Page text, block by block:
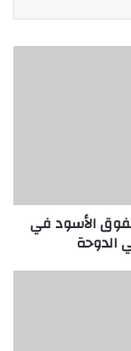
تفوق الأسود في
الدوحة